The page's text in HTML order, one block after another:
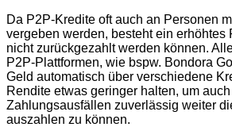
Da P2P-Kredite oft auch an Personen
vergeben werden, besteht ein erhöhtes
nicht zurückgezahlt werden können.
P2P-Plattformen, wie bspw. Bondora
Geld automatisch über verschiedene
Rendite etwas geringer halten, um
Zahlungsausfällen zuverlässig weiter
auszahlen zu können.